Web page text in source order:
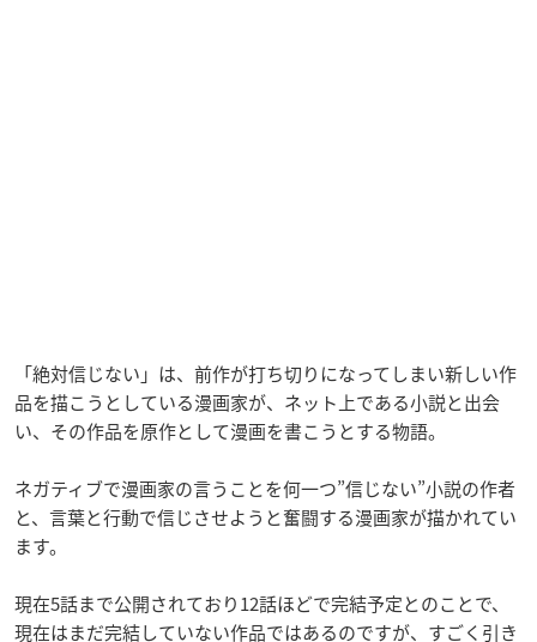
「絶対信じない」は、前作が打ち切りになってしまい新しい作
品を描こうとしている漫画家が、ネット上である小説と出会
い、その作品を原作として漫画を書こうとする物語。
ネガティブで漫画家の言うことを何一つ”信じない”小説の作者
と、言葉と行動で信じさせようと奮闘する漫画家が描かれてい
ます。
現在5話まで公開されており12話ほどで完結予定とのことで、
現在はまだ完結していない作品ではあるのですが、すごく引き